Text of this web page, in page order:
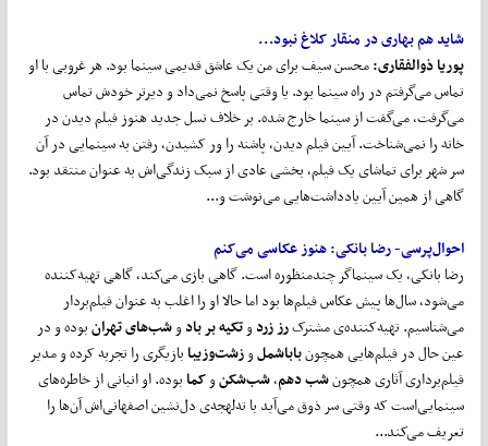
شاید هم بهاری در منقار کلاغ نبود...
پوریا ذوالفقاری:محسن سیف برای من یک عاشق قدیمی سینما بود. هر غروبی با او
تماس می‌گرفتم در راه سینما بود. یا وقتی پاسخ نمی‌داد و دیرتر خودش تماس
می‌گرفت، می‌‌گفت از سینما خارج شده. بر خلاف نسل جدید هنوز فیلم دیدن در
خانه را نمی‌شناخت. آیین فیلم دیدن، پاشنه را ور کشیدن، رفتن به سینمایی در آن
سر شهر برای تماشای یک فیلم، بخشی عادی از سبک زندگی‌اش به عنوان منتقد بود.
گاهی از همین آیین یادداشت‌هایی می‌نوشت و...
احوالپرسی-رضا بانکی: هنوز عکاسی میکنم
رضا بانکی، یک سینماگر چندمنظوره است. گاهی بازی می‌کند، گاهی تهیه‌کننده
می‌شود، سال‌ها پیش عکاس فیلم‌ها بود اما حالا او را اغلب به عنوان فیلم‌بردار
می‌شناسیم. تهیه‌کننده‌ی مشترکرز زردوتکیه بر بادوشبهای تهرانبوده و در
عین حال در فیلم‌هایی همچونباباشملوزشتوزیبابازیگری را تجربه کرده و مدیر
فیلم‌برداری آثاری همچونشب دهم،شبشکنوکمابوده. او انبانی از خاطره‌های
سینمایی‌است که وقتی سر ذوق می‌آید با ته‌لهجه‌ی دل‌نشین اصفهانی‌اش آن‌ها را
تعریف می‌کند...